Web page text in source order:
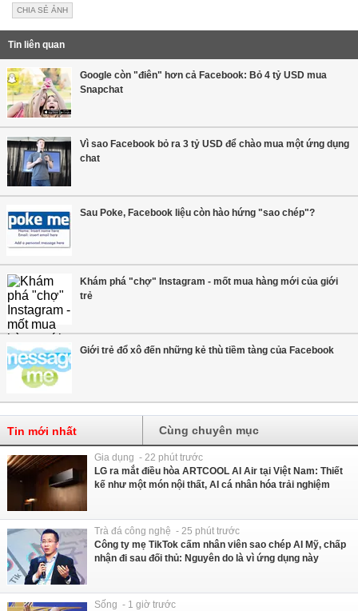
CHIA SẺ ẢNH
Tin liên quan
Google còn "điên" hơn cả Facebook: Bỏ 4 tỷ USD mua
Snapchat
Vì sao Facebook bỏ ra 3 tỷ USD để chào mua một ứng dụng
chat
Sau Poke, Facebook liệu còn hào hứng "sao chép"?
Khám phá "chợ" Instagram - mốt mua hàng mới của giới
trẻ
Giới trẻ đổ xô đến những kẻ thù tiềm tàng của Facebook
Tin mới nhất Cùng chuyên mục
Gia dụng - 22 phút trước
LG ra mắt điều hòa ARTCOOL AI Air tại Việt Nam: Thiết
kế như một món nội thất, AI cá nhân hóa trải nghiệm
Trà đá công nghệ - 25 phút trước
Công ty mẹ TikTok cấm nhân viên sao chép AI Mỹ, chấp
nhận đi sau đối thủ: Nguyên do là vì ứng dụng này
Sống - 1 giờ trước